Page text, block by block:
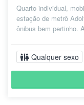
Quarto individual,
estação de metrô
ônibus bem pertinho.
Qualquer sexo